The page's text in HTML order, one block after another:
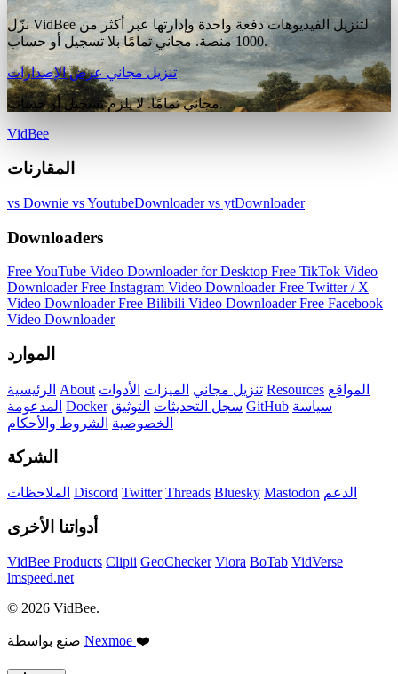
نزّل VidBee لتنزيل الفيديوهات دفعة واحدة وإدارتها عبر أكثر من
1000 منصة. مجاني تمامًا بلا تسجيل أو حساب.
تنزيل مجانيعرض الإصدارات
مجاني تمامًا. لا يلزم تسجيل أو حساب.
VidBee
المقارنات
vs Downie vs YoutubeDownloadervs ytDownloader
Downloaders
Free YouTube Video Downloader for Desktop Free TikTok Video
DownloaderFree Instagram Video DownloaderFree Twitter / X
Video DownloaderFree Bilibili Video DownloaderFree Facebook
Video Downloader
الموارد
الرئيسية About تنزيل مجاني الميزات الأدوات Resources المواقع
المدعومة Docker سجل التحديثات التوثيق GitHub سياسة
الخصوصية الشروط والأحكام
الشركة
الملاحظات Discord Twitter Threads Bluesky Mastodon الدعم
أدواتنا الأخرى
VidBee Products Clipii GeoChecker Viora BoTab VidVerse
lmspeed.net
© 2026 VidBee.
Nexmoe ❤️